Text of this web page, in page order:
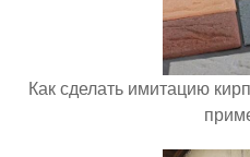
Как сделать имитацию